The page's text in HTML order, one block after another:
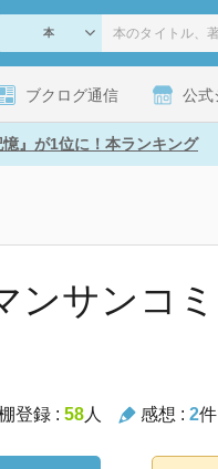
ブクログ通信 公式
憶』が1位に！本ランキング
ンサンコ
登録 : 58人 感想 : 2件